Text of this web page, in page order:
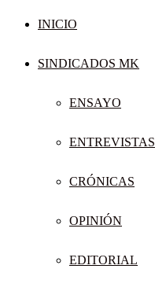
INICIO
SINDICADOS MK
ENSAYO
ENTREVISTAS
CRÓNICAS
OPINIÓN
EDITORIAL